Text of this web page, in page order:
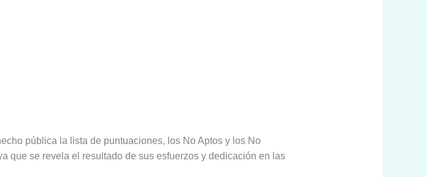
pública la lista de puntuaciones, los No Aptos y los No
que se revela el resultado de sus esfuerzos y dedicación en las